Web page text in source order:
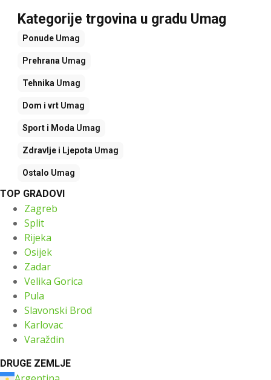
Kategorije trgovina u gradu Umag
Ponude Umag
Prehrana Umag
Tehnika Umag
Dom i vrt Umag
Sport i Moda Umag
Zdravlje i Ljepota Umag
Ostalo Umag
TOP GRADOVI
Zagreb
Split
Rijeka
Osijek
Zadar
Velika Gorica
Pula
Slavonski Brod
Karlovac
Varaždin
DRUGE ZEMLJE